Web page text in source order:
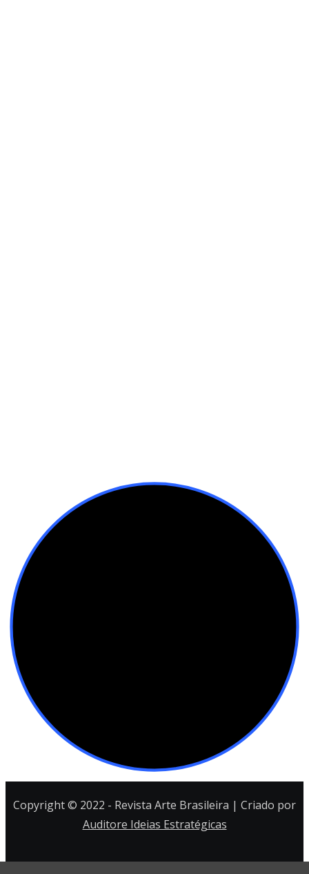
Copyright © 2022 - Revista Arte Brasileira | Criado por
Auditore Ideias Estratégicas